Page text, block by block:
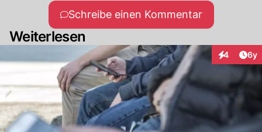
Schreibe einen Kommentar
Weiterlesen
4 6y